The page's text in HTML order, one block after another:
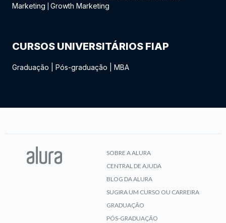
Marketing
Growth Marketing
CURSOS UNIVERSITÁRIOS FIAP
Graduação Pós-graduação MBA
SOBRE A ALURA
CENTRAL DE AJUDA
BLOG DA ALURA
SUGIRA UM CURSO OU CARREIRA
GRADUAÇÃO
PÓS-GRADUAÇÃO